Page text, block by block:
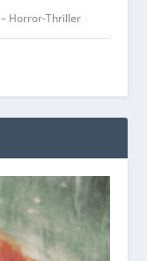
– Horror-Thriller